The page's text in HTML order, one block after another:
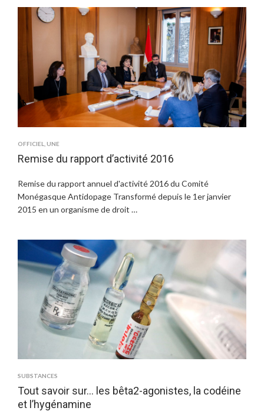
OFFICIEL UNE
Remise du rapport d’activité 2016
Remise du rapport annuel d'activité 2016 du Comité
Monégasque Antidopage Transformé depuis le 1er janvier
2015 en un organisme de droit …
SUBSTANCES
Tout savoir sur… les bêta2-agonistes, la codéine
et l’hygénamine